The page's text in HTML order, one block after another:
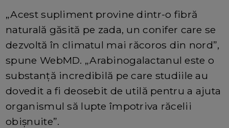
„Acest supliment provine dintr-o fibră
naturală găsită pe zada, un conifer care se
dezvoltă în climatul mai răcoros din nord”,
spune WebMD. „Arabinogalactanul este o
substanță incredibilă pe care studiile au
dovedit a fi deosebit de utilă pentru a ajuta
organismul să lupte împotriva răcelii
obișnuite”.